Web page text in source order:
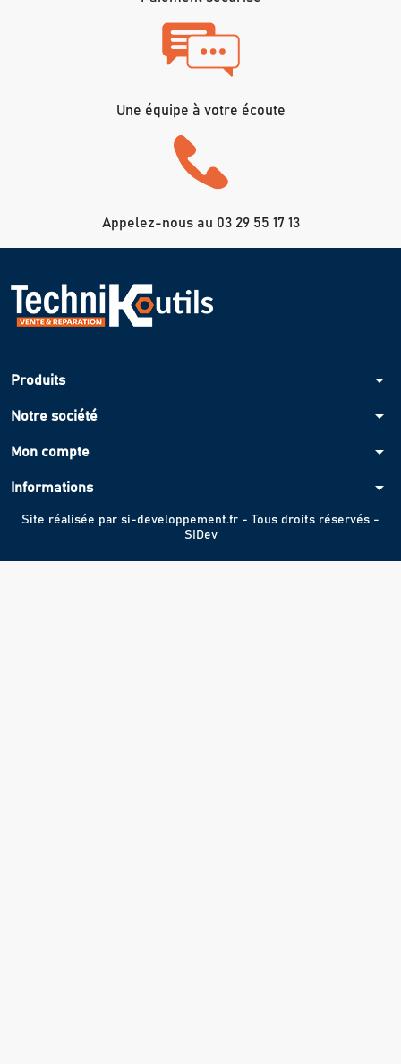
Une équipe à votre écoute
Appelez-nous au 03 29 55 17 13
Produits arrow_drop_down
Notre société arrow_drop_down
Mon compte arrow_drop_down
Informations arrow_drop_down
Site réalisée par si-developpement.fr - Tous droits réservés -
SIDev